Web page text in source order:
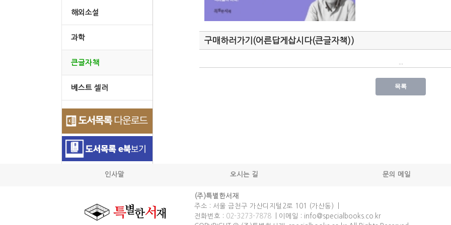
해외소설
과학
큰글자책
베스트 셀러
구매하러가기(어른답게삽시다(큰글자책))
인사말 오시는 길 문의 메일
(주)특별한서재
주소 : 서울 금천구 가산디지털2로 101 (가산동) |
전화번호 : 02-3273-7878 | 이메일 : info@specialbooks.co.kr